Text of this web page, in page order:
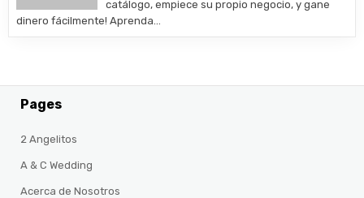
catálogo, empiece su propio negocio, y gane
dinero fácilmente! Aprenda…
Pages
2 Angelitos
A & C Wedding
Acerca de Nosotros